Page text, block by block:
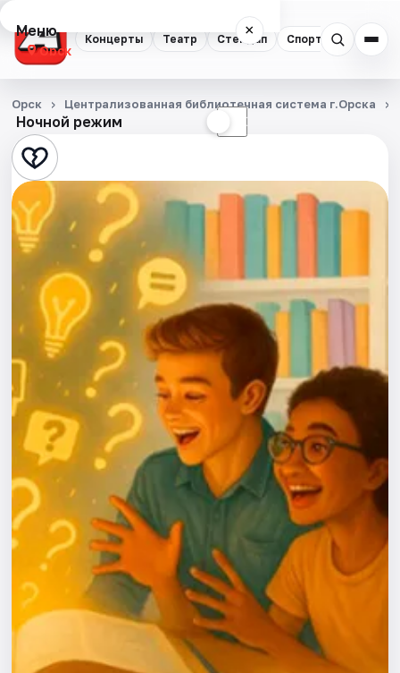
Концерты Театр Стендап Спорт
Меню ×
Орск
Концерты
Театр
Стендап
Спорт
События
Города
Площадки
Артисты
Рейтинги
Ночной режим ☾
Орск Централизованная библиотечная система г.Орска